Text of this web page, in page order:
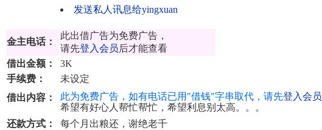
发送私人讯息给yingxuan
金主电话：
此出借广告为免费广告，
请先登入会员后才能查看
借出金额：
3K
手续费：
未设定
借出内容：
此为免费广告，如有电话已用"借钱"字串取代，请先登入会员
希望有好心人帮忙帮忙，希望利息别太高。。。
还款方式：
每个月出粮还，谢绝老千